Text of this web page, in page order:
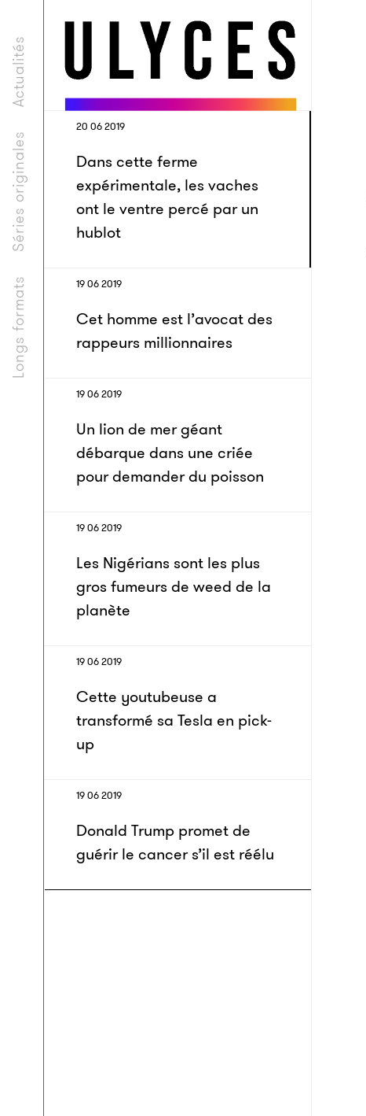
Longs formats
Séries originales
Actualités
20 06 2019
Dans cette ferme
expérimentale, les vaches
ont le ventre percé par un
hublot
19 06 2019
Cet homme est l’avocat des
rappeurs millionnaires
19 06 2019
Un lion de mer géant
débarque dans une criée
pour demander du poisson
19 06 2019
Les Nigérians sont les plus
gros fumeurs de weed de la
planète
19 06 2019
Cette youtubeuse a
transformé sa Tesla en pick-
up
19 06 2019
Donald Trump promet de
guérir le cancer s’il est réélu